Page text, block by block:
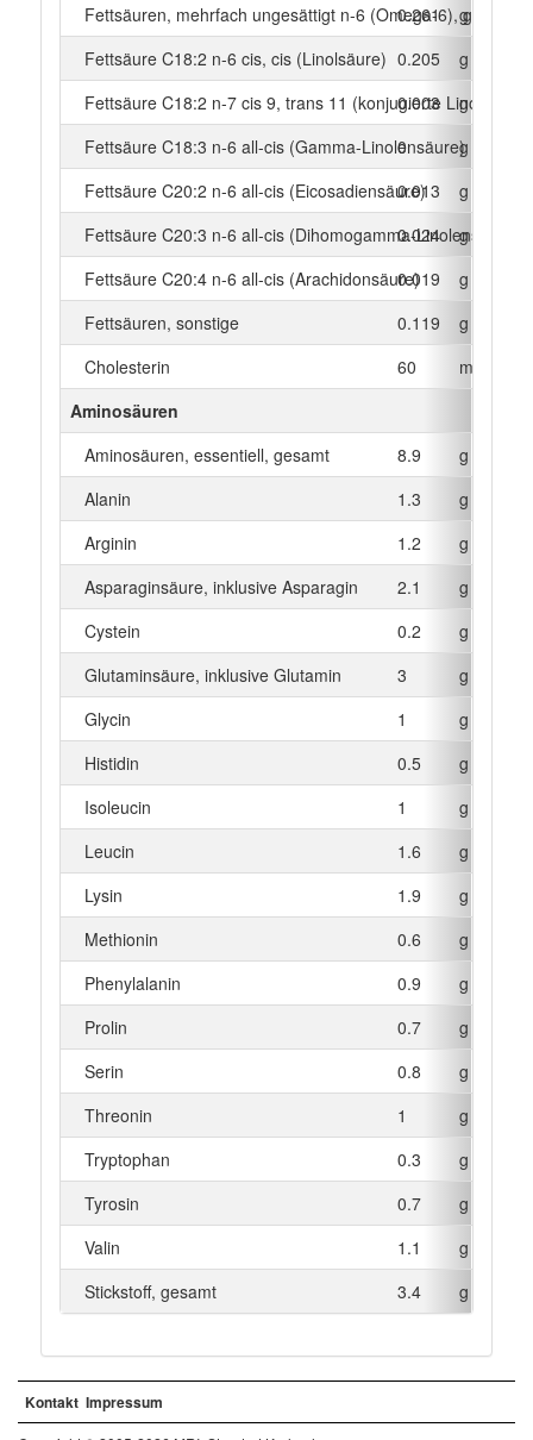
Fettsäuren, mehrfach ungesättigt n-6 (Omega-6), gesamt
0.261
g
Fettsäure C18:2 n-6 cis, cis (Linolsäure) 0.205
g
Fettsäure C18:2 n-7 cis 9, trans 11 (konjugierte Linolsäure)
0.003
g
Fettsäure C18:3 n-6 all-cis (Gamma-Linolensäure)
0
g
Fettsäure C20:2 n-6 all-cis (Eicosadiensäure)
0.013
g
Fettsäure C20:3 n-6 all-cis (Dihomogamma-Linolensäure)
0.024
g
Fettsäure C20:4 n-6 all-cis (Arachidonsäure)0.019
g
Fettsäuren, sonstige
0.119
g
Cholesterin
60
mg
Aminosäuren
Aminosäuren, essentiell, gesamt
8.9
g
Alanin
1.3
g
Arginin
1.2
g
Asparaginsäure, inklusive Asparagin
2.1
g
Cystein
0.2
g
Glutaminsäure, inklusive Glutamin
3
g
Glycin
1
g
Histidin
0.5
g
Isoleucin
1
g
Leucin
1.6
g
Lysin
1.9
g
Methionin
0.6
g
Phenylalanin
0.9
g
Prolin
0.7
g
Serin
0.8
g
Threonin
1
g
Tryptophan
0.3
g
Tyrosin
0.7
g
Valin
1.1
g
Stickstoff, gesamt
3.4 g
Kontakt Impressum